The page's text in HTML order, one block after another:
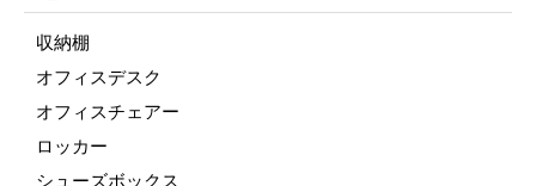
収納棚
オフィスデスク
オフィスチェアー
ロッカー
シューズボックス